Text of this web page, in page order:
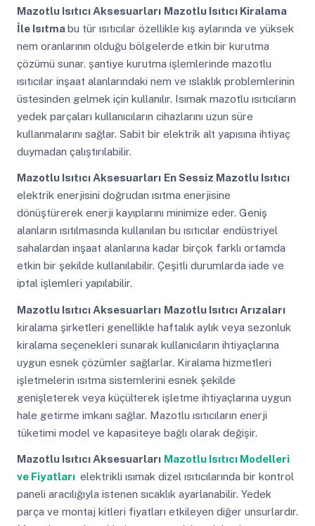
Mazotlu Isıtıcı Aksesuarları Mazotlu Isıtıcı Kiralama
İle Isıtmabu tür ısıtıcılar özellikle kış aylarında ve yüksek
nem oranlarının olduğu bölgelerde etkin bir kurutma
çözümü sunar. şantiye kurutma işlemlerinde mazotlu
ısıtıcılar inşaat alanlarındaki nem ve ıslaklık problemlerinin
üstesinden gelmek için kullanılır. Isımak mazotlu ısıtıcıların
yedek parçaları kullanıcıların cihazlarını uzun süre
kullanmalarını sağlar. Sabit bir elektrik alt yapısına ihtiyaç
duymadan çalıştırılabilir.
Mazotlu Isıtıcı Aksesuarları En Sessiz Mazotlu Isıtıcı
elektrik enerjisini doğrudan ısıtma enerjisine
dönüştürerek enerji kayıplarını minimize eder. Geniş
alanların ısıtılmasında kullanılan bu ısıtıcılar endüstriyel
sahalardan inşaat alanlarına kadar birçok farklı ortamda
etkin bir şekilde kullanılabilir. Çeşitli durumlarda iade ve
iptal işlemleri yapılabilir.
Mazotlu Isıtıcı Aksesuarları Mazotlu Isıtıcı Arızaları
kiralama şirketleri genellikle haftalık aylık veya sezonluk
kiralama seçenekleri sunarak kullanıcıların ihtiyaçlarına
uygun esnek çözümler sağlarlar. Kiralama hizmetleri
işletmelerin ısıtma sistemlerini esnek şekilde
genişleterek veya küçülterek işletme ihtiyaçlarına uygun
hale getirme imkanı sağlar. Mazotlu ısıtıcıların enerji
tüketimi model ve kapasiteye bağlı olarak değişir.
Mazotlu Isıtıcı Aksesuarları Mazotlu Isıtıcı Modelleri
ve Fiyatları elektrikli ısımak dizel ısıtıcılarında bir kontrol
paneli aracılığıyla istenen sıcaklık ayarlanabilir. Yedek
parça ve montaj kitleri fiyatları etkileyen diğer unsurlardır.